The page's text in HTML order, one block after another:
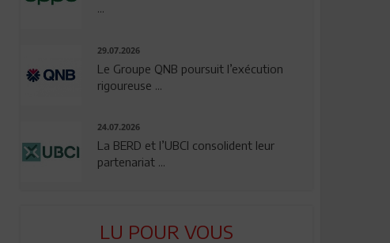
...
29.07.2026
Le Groupe QNB poursuit l’exécution
rigoureuse ...
24.07.2026
La BERD et l’UBCI consolident leur
partenariat ...
LU POUR VOUS